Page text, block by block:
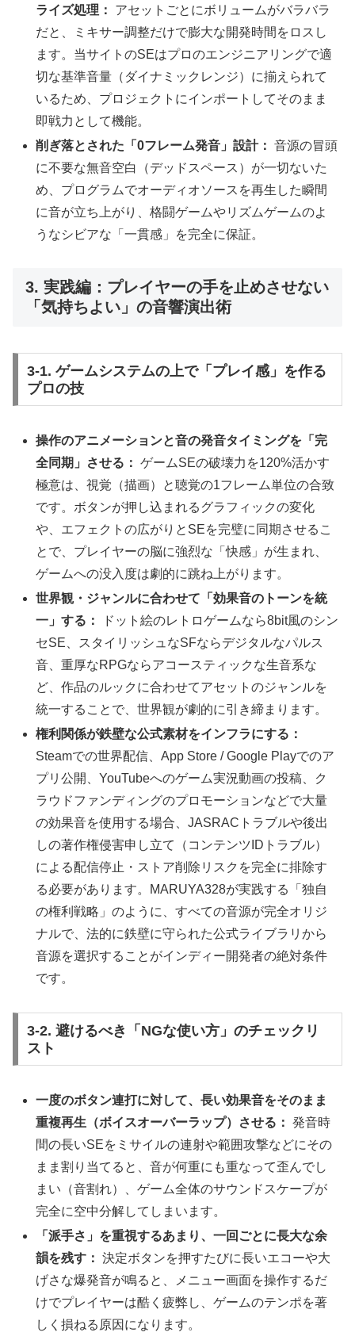
ライズ処理：
アセットごとにボリュームがバラバラ
だと、ミキサー調整だけで膨大な開発時間をロスし
ます。当サイトのSEはプロのエンジニアリングで適
切な基準音量（ダイナミックレンジ）に揃えられて
いるため、プロジェクトにインポートしてそのまま
即戦力として機能。
削ぎ落とされた「0フレーム発音」設計： 音源の冒頭
に不要な無音空白（デッドスペース）が一切ないた
め、プログラムでオーディオソースを再生した瞬間
に音が立ち上がり、格闘ゲームやリズムゲームのよ
うなシビアな「一貫感」を完全に保証。
3. 実践編：プレイヤーの手を止めさせない
「気持ちよい」の音響演出術
3-1. ゲームシステムの上で「プレイ感」を作る
プロの技
操作のアニメーションと音の発音タイミングを「完
全同期」させる： ゲームSEの破壊力を120%活かす
極意は、視覚（描画）と聴覚の1フレーム単位の合致
です。ボタンが押し込まれるグラフィックの変化
や、エフェクトの広がりとSEを完璧に同期させるこ
とで、プレイヤーの脳に強烈な「快感」が生まれ、
ゲームへの没入度は劇的に跳ね上がります。
世界観・ジャンルに合わせて「効果音のトーンを統
一」する：
ドット絵のレトロゲームなら8bit風のシン
セSE、スタイリッシュなSFならデジタルなパルス
音、重厚なRPGならアコースティックな生音系な
ど、作品のルックに合わせてアセットのジャンルを
統一することで、世界観が劇的に引き締まります。
権利関係が鉄壁な公式素材をインフラにする：
Steamでの世界配信、App Store / Google Playでのア
プリ公開、YouTubeへのゲーム実況動画の投稿、ク
ラウドファンディングのプロモーションなどで大量
の効果音を使用する場合、JASRACトラブルや後出
しの著作権侵害申し立て（コンテンツIDトラブル）
による配信停止・ストア削除リスクを完全に排除す
る必要があります。MARUYA328が実践する「独自
の権利戦略」のように、すべての音源が完全オリジ
ナルで、法的に鉄壁に守られた公式ライブラリから
音源を選択することがインディー開発者の絶対条件
です。
3-2. 避けるべき「NGな使い方」のチェックリ
スト
一度のボタン連打に対して、長い効果音をそのまま
重複再生（ボイスオーバーラップ）させる： 発音時
間の長いSEをミサイルの連射や範囲攻撃などにその
まま割り当てると、音が何重にも重なって歪んでし
まい（音割れ）、ゲーム全体のサウンドスケープが
完全に空中分解してしまいます。
「派手さ」を重視するあまり、一回ごとに長大な余
韻を残す： 決定ボタンを押すたびに長いエコーや大
げさな爆発音が鳴ると、メニュー画面を操作するだ
けでプレイヤーは酷く疲弊し、ゲームのテンポを著
しく損ねる原因になります。